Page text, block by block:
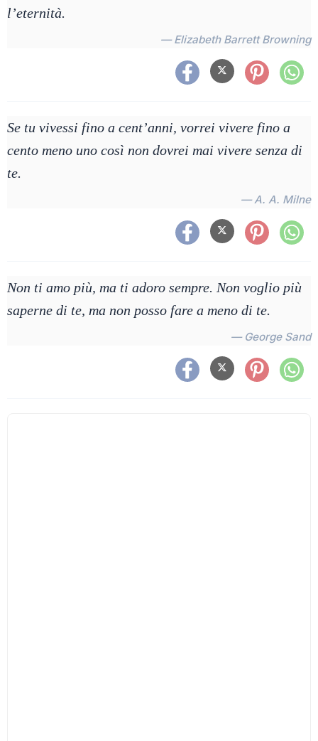
l’eternità.
— Elizabeth Barrett Browning
Se tu vivessi fino a cent’anni, vorrei vivere fino a
cento meno uno così non dovrei mai vivere senza di
te.
— A. A. Milne
Non ti amo più, ma ti adoro sempre. Non voglio più
saperne di te, ma non posso fare a meno di te.
— George Sand